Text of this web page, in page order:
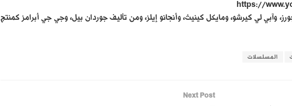
https://
وآبي لي كيرشو، ومايكل كينيث، وأنجانو إيلز، ومن تأليف جوردان بيل، وجي جي أبرامز كمنتج
المسلسلات
Next Post